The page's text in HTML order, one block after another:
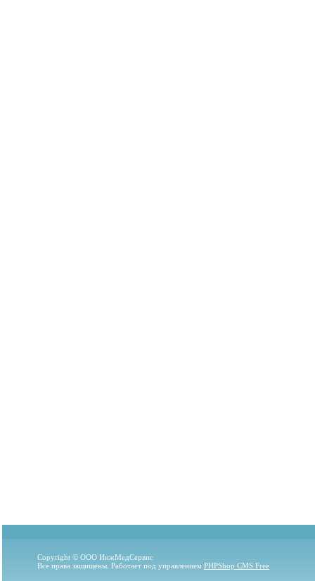
Copyright © ООО ИнжМедСервис
Все права защищены. Работает под управлением PHPShop CMS Free